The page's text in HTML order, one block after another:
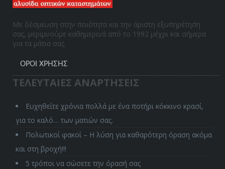
Με δέσμευση στην ποιότητα και την άριστη εξυπηρέτηση
σας, μεριμνούμε καθημερινά από το 1992 μέχρι και σήμερα
για τα μάτια σας.
ΌΡΟΙ ΧΡΉΣΗΣ
ΤΕΛΕΥΤΑΙΕΣ ΑΝΑΡΤΗΣΕΙΣ
Ευχηθείτε χρόνια πολλά με ένα ποτήρι κόκκινο κρασί,
για το καλό… των ματιών σας.
Πολωτικοί φακοί – Η λύση για καθαρότερη όραση ακόμα
και στη βροχή!!!
5 τρόποι να σώσετε την όρασή σας